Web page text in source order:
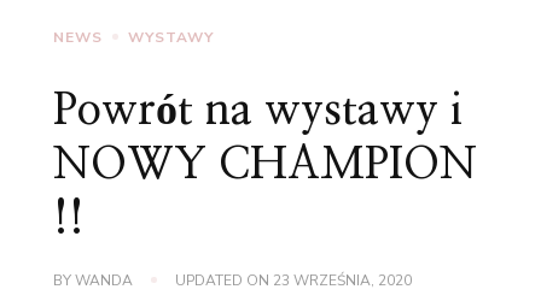
NEWS WYSTAWY
Powrót na wystawy i
NOWY CHAMPION
!!
BYWANDA UPDATED ON 23 WRZEŚNIA, 2020